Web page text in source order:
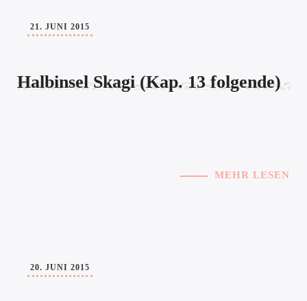
21. JUNI 2015
Halbinsel Skagi (Kap. 13 folgende)
MEHR LESEN
20. JUNI 2015